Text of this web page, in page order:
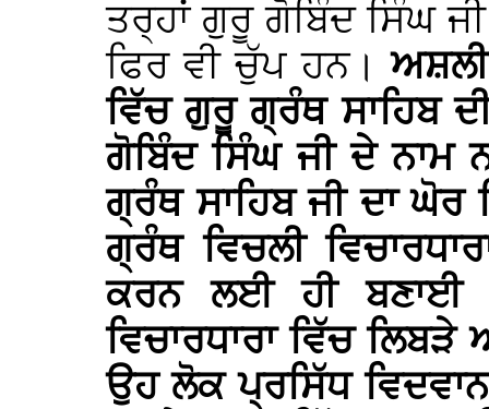
ਤਰ੍ਹਾਂ ਗੁਰੂ ਗੋਬਿੰਦ ਸਿੰਘ
ਫਿਰ ਵੀ ਚੁੱਪ ਹਨ।
ਵਿੱਚ ਗੁਰੂ ਗ੍ਰੰਥ ਸਾਹਿਬ
ਗੋਬਿੰਦ ਸਿੰਘ ਜੀ ਦੇ ਨਾਮ
ਗ੍ਰੰਥ ਸਾਹਿਬ ਜੀ ਦਾ ਘੋਰ
ਗ੍ਰੰਥ ਵਿਚਲੀ
ਕਰਨ ਲਈ ਹੀ ਬਣਾਈ
ਵਿਚਾਰਧਾਰਾ ਵਿੱਚ
ਉਹ ਲੋਕ ਪ੍ਰਸਿੱਧ